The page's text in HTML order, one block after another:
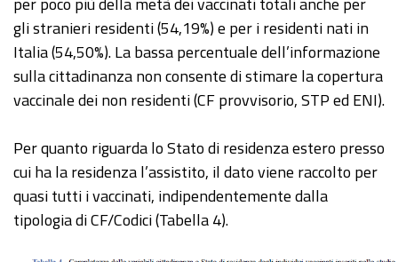
gli stranieri residenti (54,19%) e per i residenti nati in
Italia (54,50%). La bassa percentuale dell’informazione
sulla cittadinanza non consente di stimare la copertura
vaccinale dei non residenti (CF provvisorio, STP ed ENI).
Per quanto riguarda lo Stato di residenza estero presso
cui ha la residenza l’assistito, il dato viene raccolto per
quasi tutti i vaccinati, indipendentemente dalla
tipologia di CF/Codici (Tabella 4).